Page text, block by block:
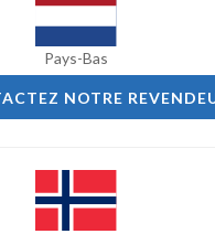
Pays-Bas
NOTRE